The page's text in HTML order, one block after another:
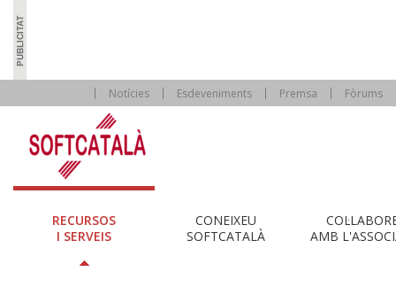
Notícies Esdeveniments Premsa Fòrums
RECURSOS
I SERVEIS
CONEIXEU
SOFTCATALÀ
AMB